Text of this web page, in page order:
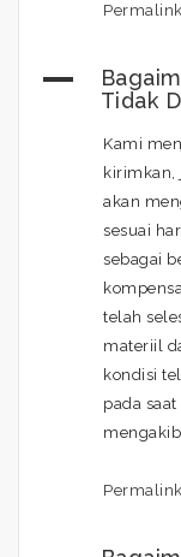
Permalink
A
Tidak
Kami
kirimkan,
akan
sesuai
sebagai
telah
materiil
kondisi
pada
Permalink